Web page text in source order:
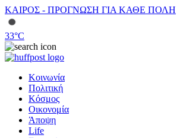
ΚΑΙΡΟΣ - ΠΡΟΓΝΩΣΗ ΓΙΑ ΚΑΘΕ ΠΟΛΗ
33°C
Κοινωνία
Πολιτική
Κόσμος
Οικονομία
Άποψη
Life